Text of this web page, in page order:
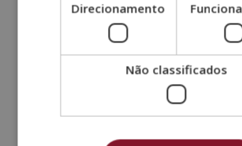
existam alimentos melhores e,
baratos sejam de qualidade
considerar que um alimento mais
absorvido pelo nosso cão.
Além disso, algumas pesquisas
que a comida de cachorro é
com as suas necessidades.
Direcionamento
Não classificados